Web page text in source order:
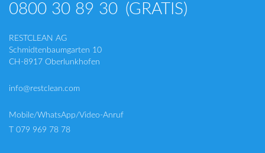
0800 30 89 30 (GRATIS)
RESTCLEAN AG
Schmidtenbaumgarten 10
CH-8917 Oberlunkhofen
info@restclean.com
Mobile/WhatsApp/Video-Anruf
T 079 969 78 78